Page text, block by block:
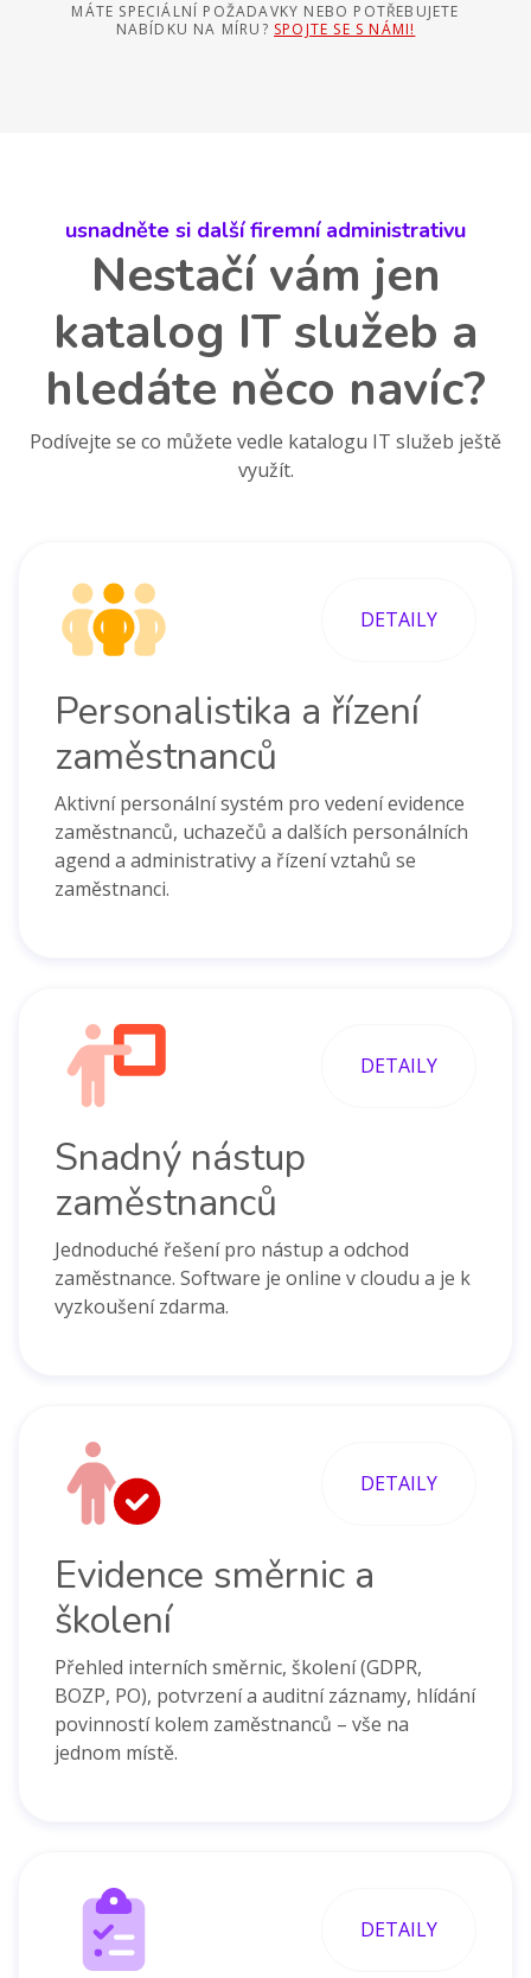
MÁTE SPECIÁLNÍ POŽADAVKY NEBO POTŘEBUJETE
NABÍDKU NA MÍRU? SPOJTE SE S NÁMI!
usnadněte si další firemní administrativu
Nestačí vám jen
katalog IT služeb a
hledáte něco navíc?
Podívejte se co můžete vedle katalogu IT služeb ještě
využít.
DETAILY
Personalistika a řízení
zaměstnanců
Aktivní personální systém pro vedení evidence
zaměstnanců, uchazečů a dalších personálních
agend a administrativy a řízení vztahů se
zaměstnanci.
DETAILY
Snadný nástup
zaměstnanců
Jednoduché řešení pro nástup a odchod
zaměstnance. Software je online v cloudu a je k
vyzkoušení zdarma.
DETAILY
Evidence směrnic a
školení
Přehled interních směrnic, školení (GDPR,
BOZP, PO), potvrzení a auditní záznamy, hlídání
povinností kolem zaměstnanců – vše na
jednom místě.
DETAILY